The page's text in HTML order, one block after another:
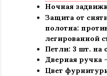
Ночная
Защита от
полотна:
легированной
Петли: 3 шт.
Дверная ручка -
Цвет